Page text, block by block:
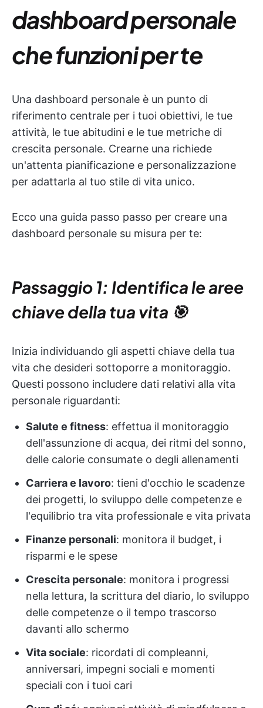
dashboard personale
che funzioni per te
Una dashboard personale è un punto di
riferimento centrale per i tuoi obiettivi, le tue
attività, le tue abitudini e le tue metriche di
crescita personale. Crearne una richiede
un'attenta pianificazione e personalizzazione
per adattarla al tuo stile di vita unico.
Ecco una guida passo passo per creare una
dashboard personale su misura per te:
Passaggio 1: Identifica le aree
chiave della tua vita 🎯
Inizia individuando gli aspetti chiave della tua
vita che desideri sottoporre a monitoraggio.
Questi possono includere dati relativi alla vita
personale riguardanti:
Salute e fitness: effettua il monitoraggio
dell'assunzione di acqua, dei ritmi del sonno,
delle calorie consumate o degli allenamenti
Carriera e lavoro: tieni d'occhio le scadenze
dei progetti, lo sviluppo delle competenze e
l'equilibrio tra vita professionale e vita privata
Finanze personali: monitora il budget, i
risparmi e le spese
Crescita personale: monitora i progressi
nella lettura, la scrittura del diario, lo sviluppo
delle competenze o il tempo trascorso
davanti allo schermo
Vita sociale: ricordati di compleanni,
anniversari, impegni sociali e momenti
speciali con i tuoi cari